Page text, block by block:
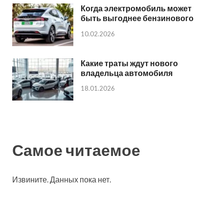
Когда электромобиль может
быть выгоднее бензинового
10.02.2026
Какие траты ждут нового
владельца автомобиля
18.01.2026
Самое читаемое
Извините. Данных пока нет.